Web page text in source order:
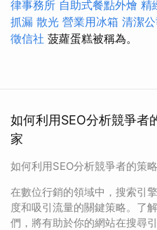
律事務所 自助式餐點外燴 精
抓漏 散光 營業用冰箱 清潔
徵信社 菠蘿蛋糕被稱為。
如何利用SEO分析競爭者
家
如何利用SEO分析競爭者的策
在數位行銷的領域中，搜索引
度和吸引流量的關鍵策略。了
們，將有助於你的網站在搜尋